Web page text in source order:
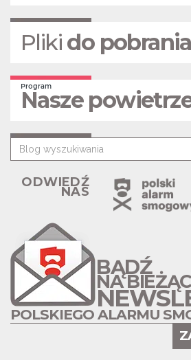
Pliki do
Program
Nasze
ODWIEDŹ
NAS
BĄDŹ
NA
POLSKIEGO ALARMU